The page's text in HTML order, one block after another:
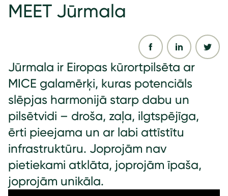
MEET Jūrmala
Jūrmala ir Eiropas kūrortpilsēta ar
MICE galamērķi, kuras potenciāls
slēpjas harmonijā starp dabu un
pilsētvidi – droša, zaļa, ilgtspējīga,
ērti pieejama un ar labi attīstītu
infrastruktūru. Joprojām nav
pietiekami atklāta, joprojām īpaša,
joprojām unikāla.